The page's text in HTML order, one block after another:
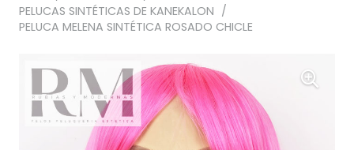
PELUCAS SINTÉTICAS DE KANEKALON /
PELUCA MELENA SINTÉTICA ROSADO CHICLE